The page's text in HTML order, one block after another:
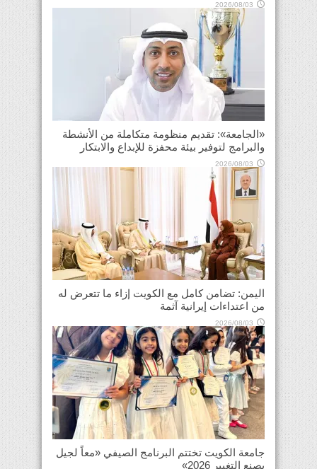
2026/08/03
«الجامعة»: تقديم منظومة متكاملة من الأنشطة
والبرامج لتوفير بيئة محفزة للإبداع والابتكار
2026/08/03
اليمن: تضامن كامل مع الكويت إزاء ما تتعرض له
من اعتداءات إيرانية آثمة
2026/08/03
جامعة الكويت تختتم البرنامج الصيفي «معاً لجيل
يصنع التغيير 2026»